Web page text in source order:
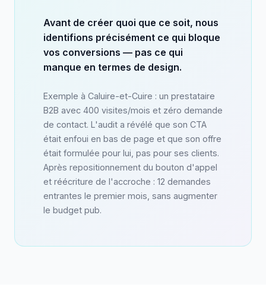
Avant de créer quoi que ce soit, nous
identifions précisément ce qui bloque
vos conversions — pas ce qui
manque en termes de design.
Exemple à Caluire-et-Cuire : un prestataire
B2B avec 400 visites/mois et zéro demande
de contact. L'audit a révélé que son CTA
était enfoui en bas de page et que son offre
était formulée pour lui, pas pour ses clients.
Après repositionnement du bouton d'appel
et réécriture de l'accroche : 12 demandes
entrantes le premier mois, sans augmenter
le budget pub.